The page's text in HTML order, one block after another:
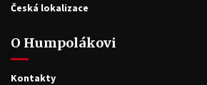
Česká lokalizace
O Humpolákovi
Kontakty